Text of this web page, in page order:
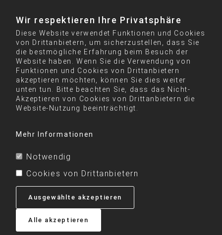
Wir respektieren Ihre Privatsphäre
Diese Website verwendet Funktionen und Cookies
von Drittanbietern, um sicherzustellen, dass Sie
die bestmögliche Erfahrung beim Besuch der
Website haben. Wenn Sie die Verwendung von
Funktionen und Cookies von Drittanbietern
akzeptieren möchten, können Sie dies weiter
unten tun. Bitte beachten Sie, dass das Nicht-
Akzeptieren von Cookies von Drittanbietern die
Website-Nutzung beeinträchtigt.
Mehr Informationen
Notwendig
Cookies von Drittanbietern
Ausgewählte akzeptieren
Alle akzeptieren